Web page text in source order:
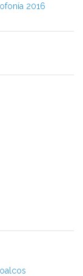
2016